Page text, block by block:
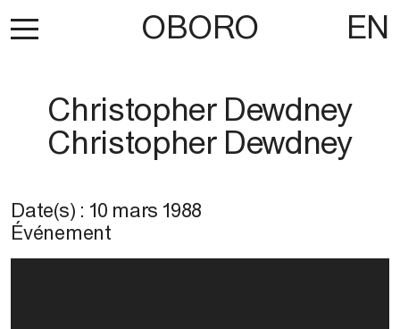
OBORO EN
Christopher Dewdney
Christopher Dewdney
Date(s) : 10 mars 1988
Événement